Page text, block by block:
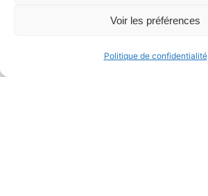
Voir les préférences
Politique de confidentialité